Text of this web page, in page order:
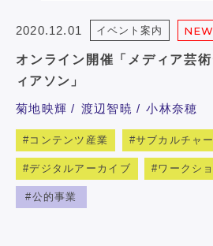
2020.12.01 イベント案内 NEW
オンライン開催「メディア芸
ィアソン」
菊地映輝 渡辺智暁 小林奈穂
コンテンツ産業 サブカルチャー
デジタルアーカイブ ワークシ
公的事業